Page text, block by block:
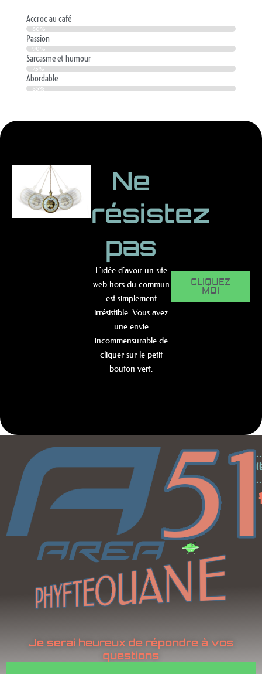
Accroc au café
80%
Passion
90%
Sarcasme et humour
75%
Abordable
85%
Ne
résistez
pas
L’idée d’avoir un site
web hors du commun
est simplement
irrésistible. Vous avez
une envie
incommensurable de
cliquer sur le petit
bouton vert.
CLIQUEZ
MOI
.
.
.
.
.
.
Je serai heureux de répondre à vos
questions